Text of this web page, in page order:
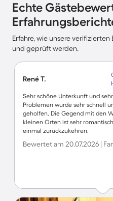
Echte
Erfahre, wie unsere
und geprüft werden.
René T.
Sehr schöne Unterkunft und
Problemen wurde sehr schnell
geholfen. Die Gegend mit den
kleinen Orten ist sehr
einmal zurückzukehren.
Bewertet am 20.07.2026 |